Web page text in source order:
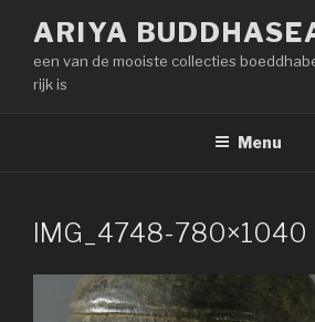
inhoud
springen
ARIYA
een van de mooiste collecties
rijk is
Menu
IMG_4748-780×1040